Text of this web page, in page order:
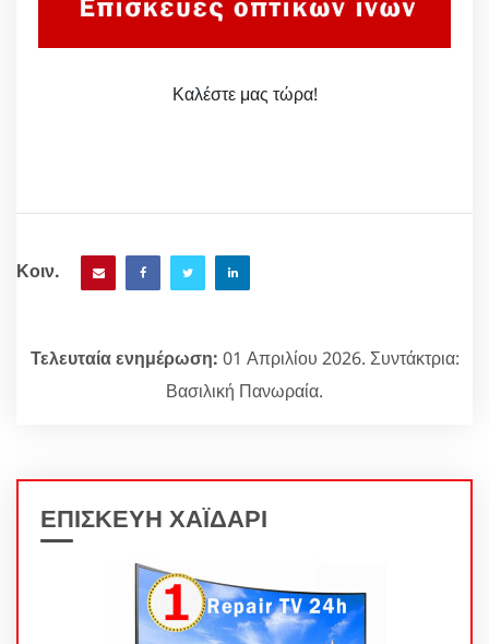
Καλέστε μας τώρα!
Κοιν.
Τελευταία ενημέρωση: 01 Απριλίου 2026. Συντάκτρια:
Βασιλική Πανωραία.
ΕΠΙΣΚΕΥΗ ΧΑΪΔΑΡΙ